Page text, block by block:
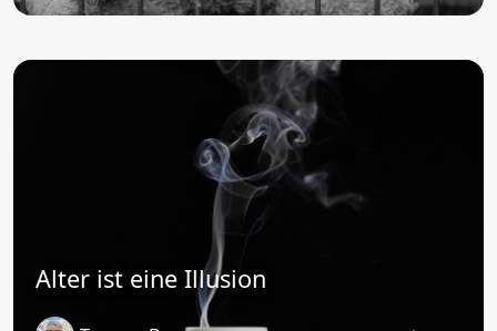
Alter ist eine Illusion